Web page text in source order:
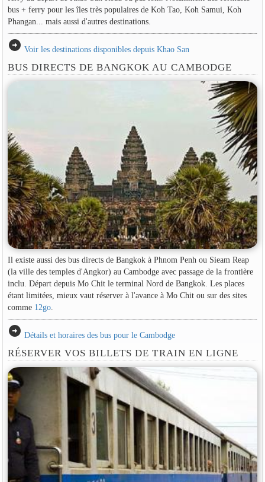
bus + ferry pour les îles très populaires de Koh Tao, Koh Samui, Koh
Phangan... mais aussi d'autres destinations.
arrow_circle_right Voir les destinations disponibles depuis Khao San
BUS DIRECTS DE BANGKOK AU CAMBODGE
Il existe aussi des bus directs de Bangkok à Phnom Penh ou Sieam Reap
(la ville des temples d'Angkor) au Cambodge avec passage de la frontière
inclu. Départ depuis Mo Chit le terminal Nord de Bangkok. Les places
étant limitées, mieux vaut réserver à l'avance à Mo Chit ou sur des sites
comme 12go.
arrow_circle_right Détails et horaires des bus pour le Cambodge
RÉSERVER VOS BILLETS DE TRAIN EN LIGNE